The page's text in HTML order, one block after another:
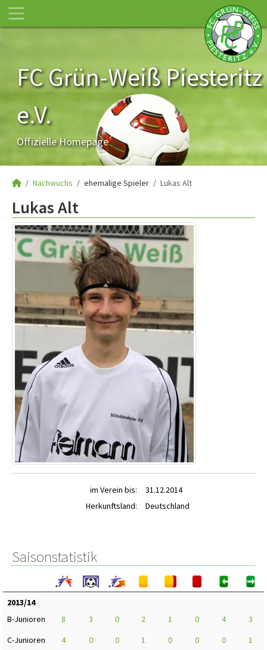
FC Grün-Weiß Piesteritz
e.V.
Offizielle Homepage
Nachwuchs ehemalige Spieler Lukas Alt
Lukas Alt
im Verein bis:
31.12.2014
Herkunftsland:
Deutschland
Saisonstatistik
2013/14
B-Junioren
8 3 0 2 1 0 4
3
C-Junioren
4 0 0 1 0 0 0
1